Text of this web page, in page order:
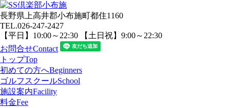
長野県上高井郡小布施町都住1160
TEL.026-247-2427
【平日】10:00～22:30 【土日祝】9:00～22:30
お問合せContact
トップTop
初めての方へBeginners
ゴルフスクールSchool
施設案内Facility
料金Fee